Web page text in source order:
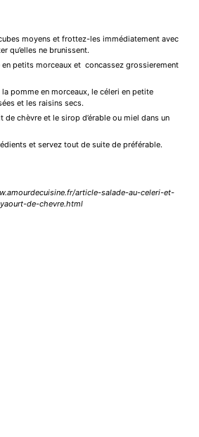
moyens et frottez-les immédiatement avec
qu’elles ne brunissent.
en petits morceaux et concassez grossierement
la pomme en morceaux, le céleri en petite
et les raisins secs.
de chèvre et le sirop d’érable ou miel dans un
et servez tout de suite de préférable.
article-salade-au-celeri-et-
yaourt-de-chevre.html